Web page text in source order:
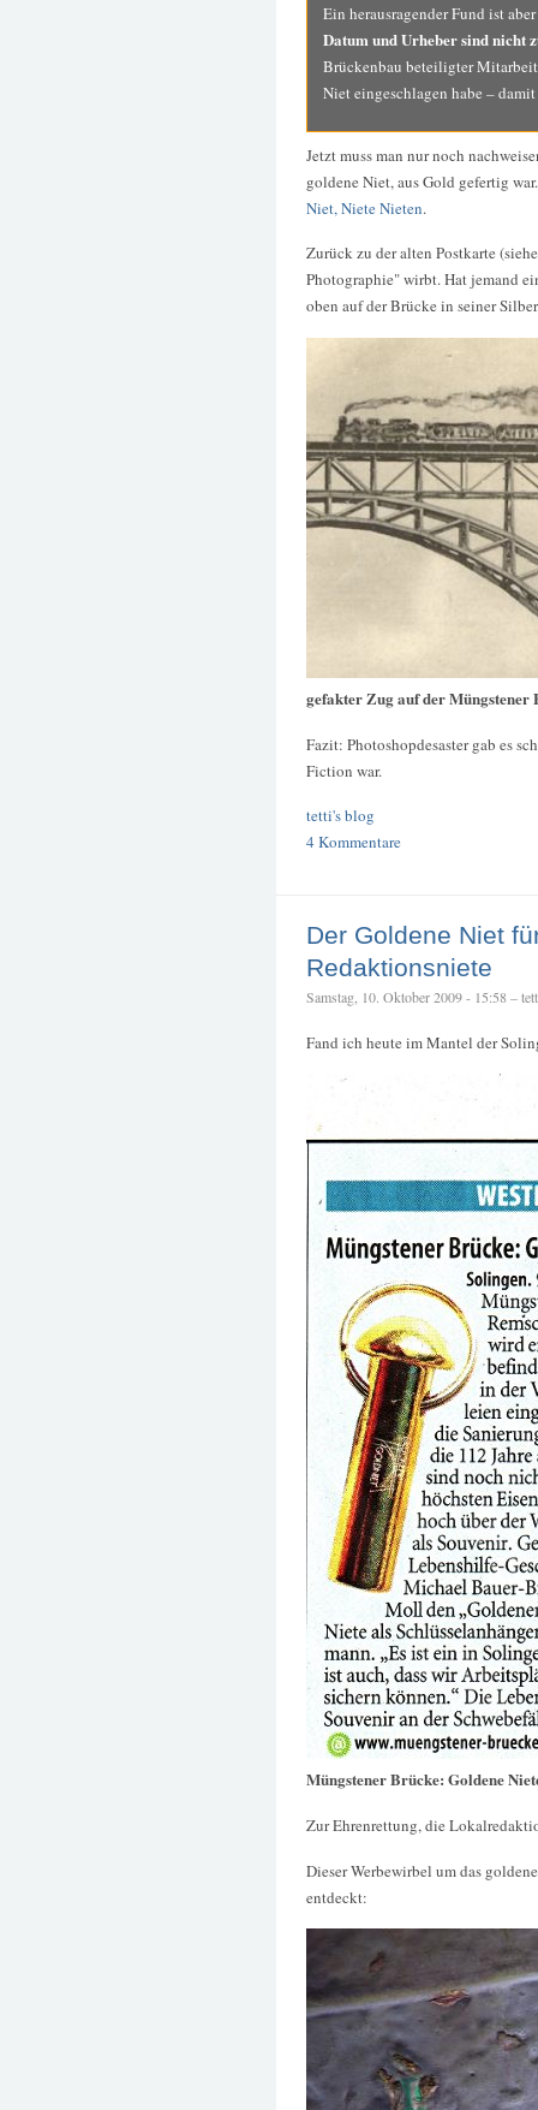
Ein herausragender Fund ist
Datum und Urheber sind nicht
Brückenbau beteiligter
Niet eingeschlagen habe –
Jetzt muss man nur noch
goldene Niet, aus Gold gefertig
Niet, Niete Nieten.
Zurück zu der alten Postkarte
Photographie" wirbt. Hat jemand
oben auf der Brücke in seiner
gefakter Zug auf der Müngstener
Fazit: Photoshopdesaster gab es
Fiction war.
tetti's blog
4 Kommentare
Der Goldene Niet
Redaktionsniete
Samstag, 10. Oktober 2009 - 15:58 –
Fand ich heute im Mantel der
Müngstener Brücke: Goldene
Zur Ehrenrettung, die
Dieser Werbewirbel um das
entdeckt: